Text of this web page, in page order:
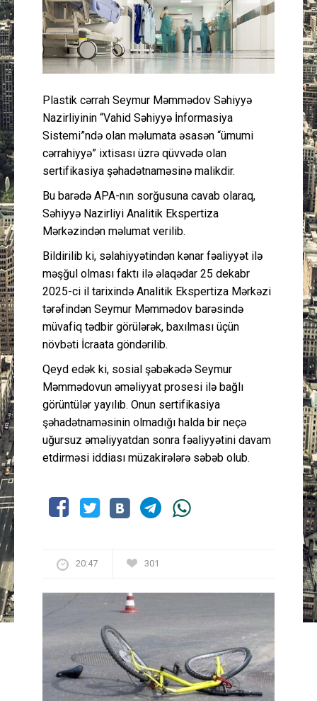
Layihə
Gündəm
Cəmiyyət
Peşə etikası
Plastik cərrah Seymur Məmmədov Səhiyyə
Nazirliyinin “Vahid Səhiyyə İnformasiya
Sistemi”ndə olan məlumata əsasən “ümumi
cərrahiyyə” ixtisası üzrə qüvvədə olan
sertifikasiya şəhadətnaməsinə malikdir.
Bu barədə APA-nın sorğusuna cavab olaraq,
Səhiyyə Nazirliyi Analitik Ekspertiza
Mərkəzindən məlumat verilib.
Bildirilib ki, səlahiyyətindən kənar fəaliyyət ilə
məşğul olması faktı ilə əlaqədar 25 dekabr
2025-ci il tarixində Analitik Ekspertiza Mərkəzi
tərəfindən Seymur Məmmədov barəsində
müvafiq tədbir görülərək, baxılması üçün
növbəti İcraata göndərilib.
Qeyd edək ki, sosial şəbəkədə Seymur
Məmmədovun əməliyyat prosesi ilə bağlı
görüntülər yayılıb. Onun sertifikasiya
şəhadətnaməsinin olmadığı halda bir neçə
uğursuz əməliyyatdan sonra fəaliyyətini davam
etdirməsi iddiası müzakirələrə səbəb olub.
20:47 301